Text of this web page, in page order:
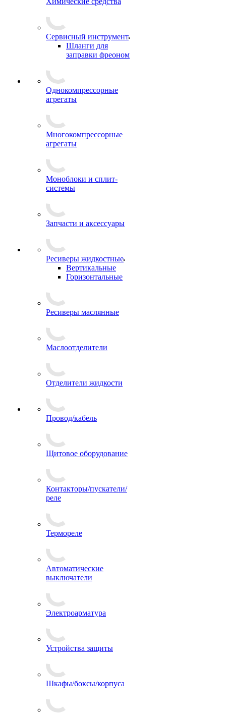
Сервисный инструмент
Шланги для
заправки фреоном
Однокомпрессорные
агрегаты
Многокомпрессорные
агрегаты
Моноблоки и сплит-
системы
Запчасти и аксессуары
Ресиверы жидкостные
Вертикальные
Горизонтальные
Ресиверы маслянные
Маслоотделители
Отделители жидкости
Провод/кабель
Щитовое оборудование
Контакторы/пускатели/
реле
Термореле
Автоматические
выключатели
Электроарматура
Устройства защиты
Шкафы/боксы/корпуса